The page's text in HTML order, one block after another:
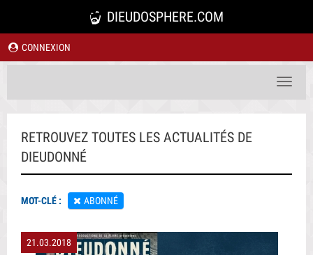
DIEUDOSPHERE.COM
CONNEXION
Toggle
RETROUVEZ TOUTES LES ACTUALITÉS DE
DIEUDONNÉ
MOT-CLÉ : ABONNÉ
21.03.2018